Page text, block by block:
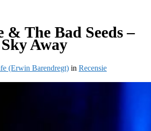
& The Bad Seeds –
Away
(Erwin Barendregt) in Recensie